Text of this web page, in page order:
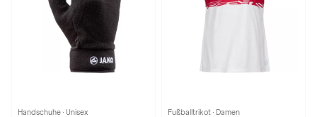
Handschuhe · Unisex Fußballtrikot · Damen